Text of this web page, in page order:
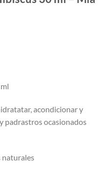
acondicionar y
padrastros ocasionados
naturales